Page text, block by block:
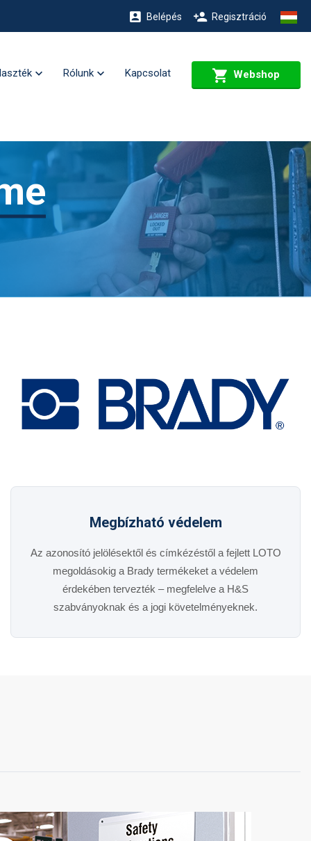
Belépés Regisztráció
Rólunk Kapcsolat Webshop
Megbízható védelem
Az azonosító jelölésektől és címkézéstől a fejlett LOTO
megoldásokig a Brady termékeket a védelem
érdekében tervezték – megfelelve a H&S
szabványoknak és a jogi követelményeknek.